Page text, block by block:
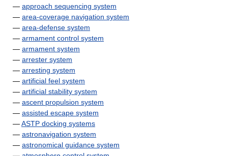
— approach sequencing system
— area-coverage navigation system
— area-defense system
— armament control system
— armament system
— arrester system
— arresting system
— artificial feel system
— artificial stability system
— ascent propulsion system
— assisted escape system
—ASTP docking systems
— astronavigation system
— astronomical guidance system